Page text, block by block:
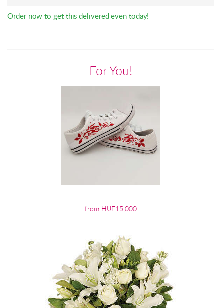
Order now to get this delivered even today!
For You!
from HUF15,000